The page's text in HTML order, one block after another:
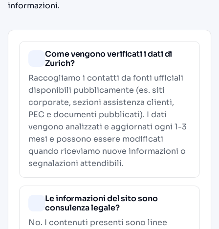
informazioni.
Come vengono verificati i dati di
Zurich?
Raccogliamo i contatti da fonti ufficiali
disponibili pubblicamente (es. siti
corporate, sezioni assistenza clienti,
PEC e documenti pubblicati). I dati
vengono analizzati e aggiornati ogni 1-3
mesi e possono essere modificati
quando riceviamo nuove informazioni o
segnalazioni attendibili.
Le informazioni del sito sono
consulenza legale?
No. I contenuti presenti sono linee